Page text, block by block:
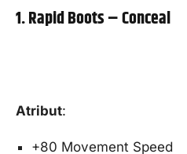
1. Rapid Boots – Conceal
Atribut:
+80 Movement Speed